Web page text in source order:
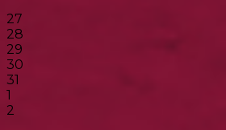
27
28
29
30
31
1
2